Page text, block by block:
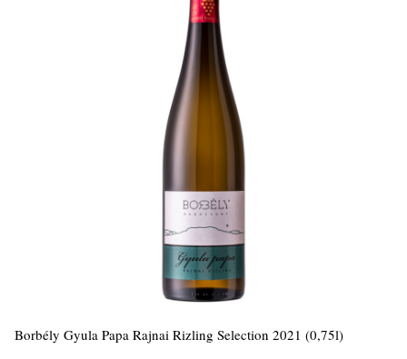
Borbély Gyula Papa Rajnai Rizling Selection 2021 (0,75l)